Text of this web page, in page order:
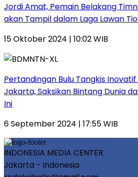
Jordi Amat, Pemain Belakang
akan Tampil dalam Laga Lawan
15 Oktober 2024 | 10:02 WIB
Pertandingan Bulu Tangkis Inovatif
Jakarta, Saksikan Bintang Dunia
Ini
6 September 2024 | 17:55 WIB
INDONESIA MEDIA CENTER
Jakarta - Indonesia